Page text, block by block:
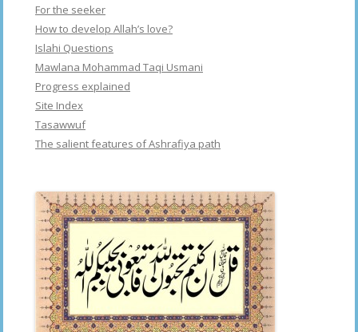
For the seeker
How to develop Allah’s love?
Islahi Questions
Mawlana Mohammad Taqi Usmani
Progress explained
Site Index
Tasawwuf
The salient features of Ashrafiya path